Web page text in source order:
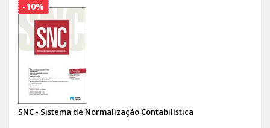
SNC - Sistema de Normalização Contabilística
-10%